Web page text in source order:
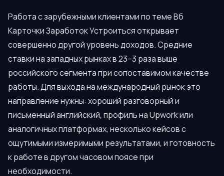
Работа с зарубежными клиентами по теме Вб
Карточки Заработок Устроиться открывает
совершенно другой уровень доходов. Средние
ставки на западных рынках в 23–3 раза выше
российского сегмента при сопоставимом качестве
работы. Для выхода на международный рынок это
направление нужны: хороший разговорный и
письменный английский, профиль на Upwork или
аналогичных платформах, несколько кейсов с
ощутимыми измеримыми результатами, и готовность
к работе в другом часовом поясе при
необходимости.